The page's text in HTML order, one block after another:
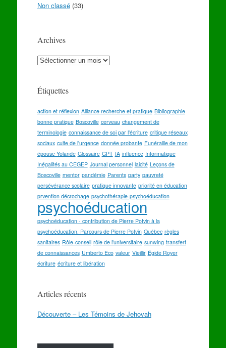
Non classé(33)
Archives
Archives
Étiquettes
action et réflexion Alliance recherche et pratique Bibliographie
bonne pratique Boscoville cerveau changement de
terminologie connaissance de soi par l'écriture critique réseaux
sociaux culte de l'urgence donnée probante Funéraille de mon
épouse Yolande Glossaire GPT IA influence Informatique
Inégalités au CEGEP Journal personnel laicité Leçons de
Boscoville mentor pandémie Parents party pauvreté
persévérance scolaire pratique innovante priorité en éducation
prvention décrochage psychothérapie-psychoéducation
psychoéducation
psychoéducation - contribution de Pierre Potvin à la
psychoéducation. Parcours de Pierre Potvin Québec règles
sanitaires Rôle-conseil rôle de l'universitaire sunwing transfert
de connaissances Umberto Eco valeur Vieillir Égide Royer
écriture écriture et libération
Articles récents
Découverte – Les Témoins de Jehovah